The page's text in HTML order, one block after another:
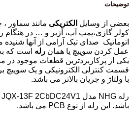
توضیحات
بعضی از وسایل الکتریکی مانند سماور
کولر گازی،پمپ آپ، آژیر و … در
اتوماتیک صدای تیک آرامی از آنها
عمل کردن سوییچ یا همان رله است که
یکی از پرکاربرد‌ترین قطعات موجود در
قسمت کنترلی الکترونیکی و یک
با ولتاژ و جریان بالاتر می باشد.
باشد. این رله از نوع PCB می باشد.